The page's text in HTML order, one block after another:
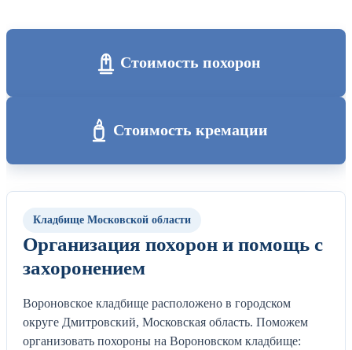
Стоимость похорон
Стоимость кремации
Кладбище Московской области
Организация похорон и помощь с
захоронением
Вороновское кладбище расположено в городском
округе Дмитровский, Московская область. Поможем
организовать похороны на Вороновском кладбище: